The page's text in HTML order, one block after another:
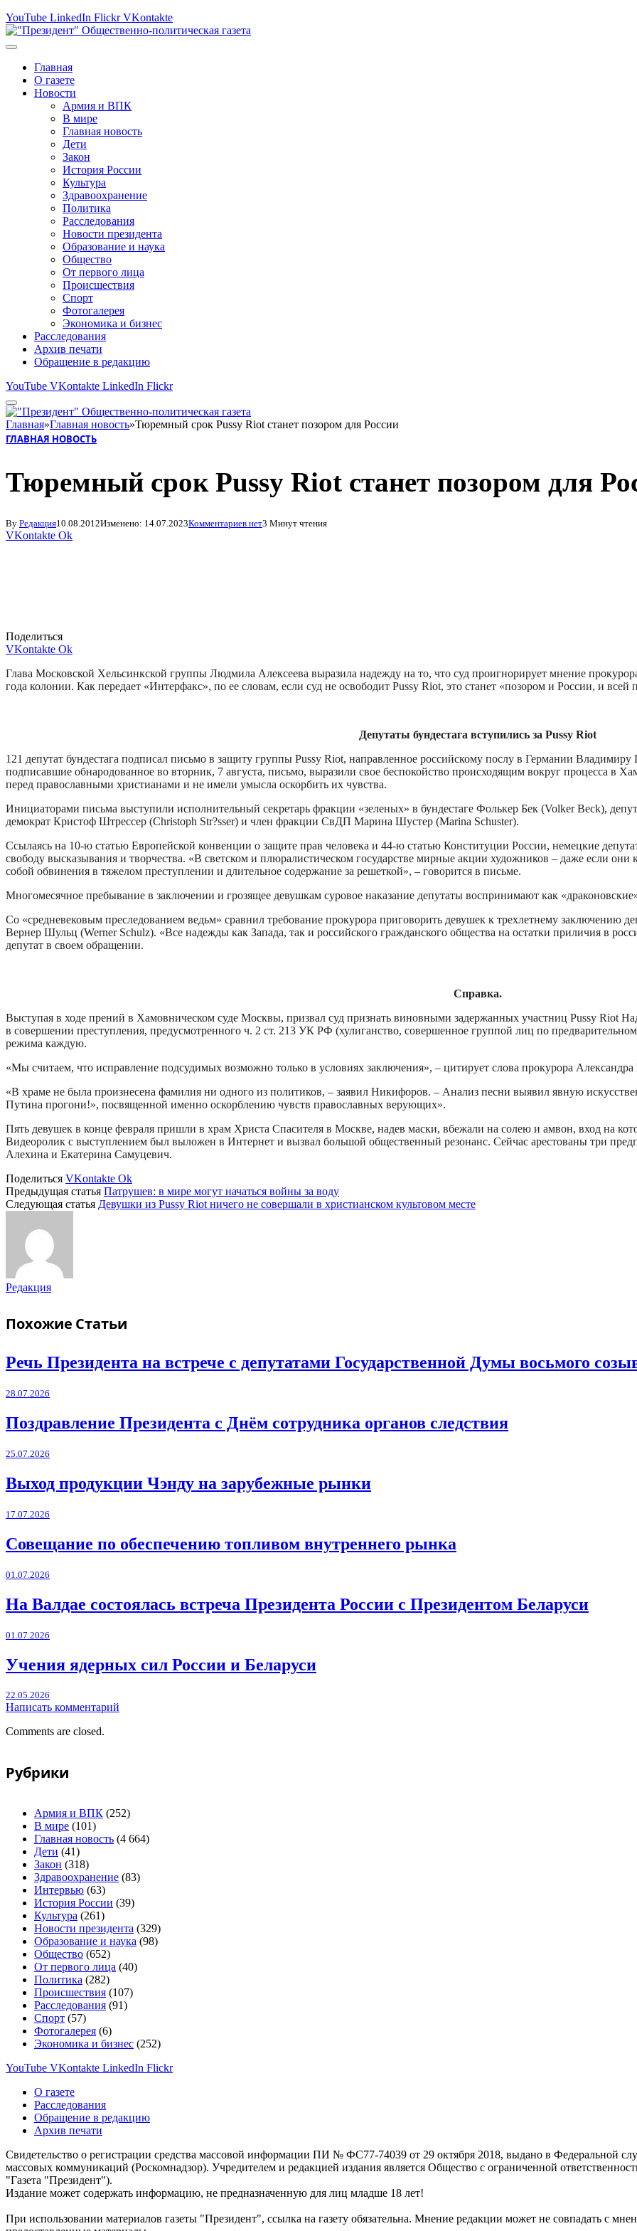
YouTube LinkedIn Flickr VKontakte
Главная
О газете
Новости
Армия и ВПК
В мире
Главная новость
Дети
Закон
История России
Культура
Здравоохранение
Политика
Расследования
Новости президента
Образование и наука
Общество
От первого лица
Происшествия
Спорт
Фотогалерея
Экономика и бизнес
Расследования
Архив печати
Обращение в редакцию
YouTube VKontakte LinkedIn Flickr
Главная»Главная новость»Тюремный срок Pussy Riot станет позором для России
ГЛАВНАЯ НОВОСТЬ
Тюремный срок Pussy Riot станет позором для
By Редакция10.08.2012Изменено: 14.07.2023Комментариев нет3 Минут чтения
VKontakte Ok
Поделиться
VKontakte Ok
Глава Московской Хельсинкской группы Людмила Алексеева выразила надежду на то, что суд проигнорирует мнение
года колонии. Как передает «Интерфакс», по ее словам, если суд не освободит Pussy Riot, это станет «позором и России, и всей
Депутаты бундестага вступились за Pussy Riot
121 депутат бундестага подписал письмо в защиту группы Pussy Riot, направленное российскому послу в Германии
подписавшие обнародованное во вторник, 7 августа, письмо, выразили свое беспокойство происходящим вокруг процесса в
перед православными христианами и не имели умысла оскорбить их чувства.
Инициаторами письма выступили исполнительный секретарь фракции «зеленых» в бундестаге Фолькер Бек (Volker Beck),
демократ Кристоф Штрессер (Christoph Str?sser) и член фракции СвДП Марина Шустер (Marina Schuster).
Ссылаясь на 10-ю статью Европейской конвенции о защите прав человека и 44-ю статью Конституции России, немецкие
свободу высказывания и творчества. «В светском и плюралистическом государстве мирные акции художников – даже если
собой обвинения в тяжелом преступлении и длительное содержание за решеткой», – говорится в письме.
Многомесячное пребывание в заключении и грозящее девушкам суровое наказание депутаты воспринимают как
Со «средневековым преследованием ведьм» сравнил требование прокурора приговорить девушек к трехлетнему заключению
Вернер Шульц (Werner Schulz). «Все надежды как Запада, так и российского гражданского общества на остатки приличия в
депутат в своем обращении.
Справка.
Выступая в ходе прений в Хамовническом суде Москвы, призвал суд признать виновными задержанных участниц Pussy Riot
в совершении преступления, предусмотренного ч. 2 ст. 213 УК РФ (хулиганство, совершенное группой лиц по
режима каждую.
«Мы считаем, что исправление подсудимых возможно только в условиях заключения», – цитирует слова прокурора
«В храме не была произнесена фамилия ни одного из политиков, – заявил Никифоров. – Анализ песни выявил явную
Путина прогони!», посвященной именно оскорблению чувств православных верующих».
Пять девушек в конце февраля пришли в храм Христа Спасителя в Москве, надев маски, вбежали на солею и амвон, вход на
Видеоролик с выступлением был выложен в Интернет и вызвал большой общественный резонанс. Сейчас арестованы три
Алехина и Екатерина Самуцевич.
Поделиться VKontakte Ok
Предыдущая статья Патрушев: в мире могут начаться войны за воду
Следующая статья Девушки из Pussy Riot ничего не совершали в христианском культовом месте
Редакция
Похожие Статьи
Речь Президента на встрече с депутатами Государственной Думы восьмого
28.07.2026
Поздравление Президента с Днём сотрудника органов следствия
25.07.2026
Выход продукции Чэнду на зарубежные рынки
17.07.2026
Совещание по обеспечению топливом внутреннего рынка
01.07.2026
На Валдае состоялась встреча Президента России с Президентом Беларуси
01.07.2026
Учения ядерных сил России и Беларуси
22.05.2026
Написать комментарий
Comments are closed.
Рубрики
Армия и ВПК (252)
В мире (101)
Главная новость (4 664)
Дети (41)
Закон (318)
Здравоохранение (83)
Интервью (63)
История России (39)
Культура (261)
Новости президента (329)
Образование и наука (98)
Общество (652)
От первого лица (40)
Политика (282)
Происшествия (107)
Расследования (91)
Спорт (57)
Фотогалерея (6)
Экономика и бизнес (252)
YouTube VKontakte LinkedIn Flickr
О газете
Расследования
Обращение в редакцию
Архив печати
Свидетельство о регистрации средства массовой информации ПИ № ФС77-74039 от 29 октября 2018, выдано в Федеральной
массовых коммуникаций (Роскомнадзор). Учредителем и редакцией издания является Общество с ограниченной
"Газета "Президент").
Издание может содержать информацию, не предназначенную для лиц младше 18 лет!
При использовании материалов газеты "Президент", ссылка на газету обязательна. Мнение редакции может не совпадать с